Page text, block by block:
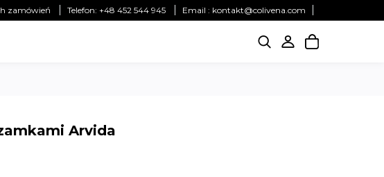
zamówień Telefon: +48 452 544 945 Email : kontakt@colivena.com
Arvida